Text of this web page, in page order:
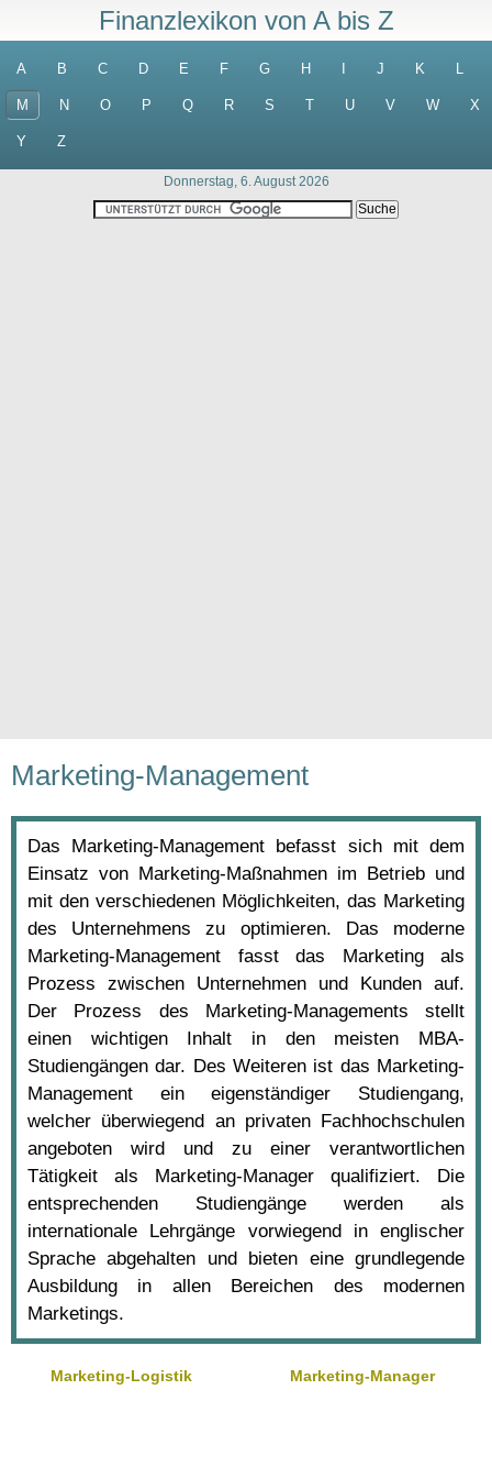
Finanzlexikon von A bis Z
A B C D E F G H J K L
M N O P Q R S T U V W X
Y Z
Donnerstag, 6. August 2026
Marketing-Management
Das Marketing-Management befasst sich mit dem
Einsatz von Marketing-Maßnahmen im Betrieb und
mit den verschiedenen Möglichkeiten, das Marketing
des Unternehmens zu optimieren. Das moderne
Marketing-Management fasst das Marketing als
Prozess zwischen Unternehmen und Kunden auf.
Der Prozess des Marketing-Managements stellt
einen wichtigen Inhalt in den meisten MBA-
Studiengängen dar. Des Weiteren ist das Marketing-
Management ein eigenständiger Studiengang,
welcher überwiegend an privaten Fachhochschulen
angeboten wird und zu einer verantwortlichen
Tätigkeit als Marketing-Manager qualifiziert. Die
entsprechenden Studiengänge werden als
internationale Lehrgänge vorwiegend in englischer
Sprache abgehalten und bieten eine grundlegende
Ausbildung in allen Bereichen des modernen
Marketings.
Marketing-Logistik Marketing-Manager